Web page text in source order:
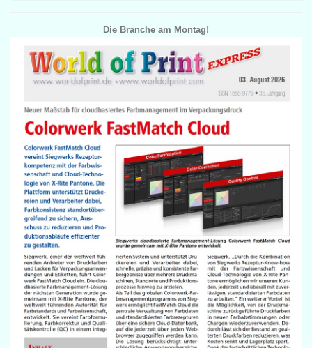
Die Branche am Montag!